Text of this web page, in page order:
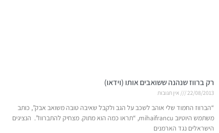
רק ברווז שנהנה ששואבים אותו (וידאו)
22/08/2013 אין תגובות
“הברווז החמוד שלי אוהב לשכב על הגב ולקבל שאיבה טובה משואב אבק”, כותב
משתמש היוטיוב mihaifrancu, “תראו כמה הוא מתוק. מצחיק להתברווז”. הנציגים
הישראלים נגד הארמנים